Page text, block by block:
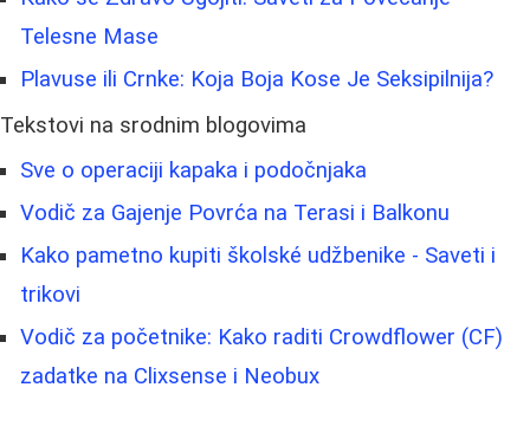
Telesne Mase
Plavuse ili Crnke: Koja Boja Kose Je Seksipilnija?
Tekstovi na srodnim blogovima
Sve o operaciji kapaka i podočnjaka
Vodič za Gajenje Povrća na Terasi i Balkonu
Kako pametno kupiti školské udžbenike - Saveti i
trikovi
Vodič za početnike: Kako raditi Crowdflower (CF)
zadatke na Clixsense i Neobux